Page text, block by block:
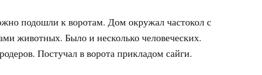
подошли к воротам. Дом окружал частокол с
животных. Было и несколько человеческих.
Постучал в ворота прикладом сайги.